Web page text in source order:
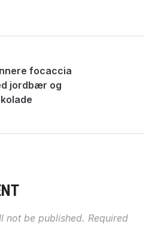
focaccia
jordbær og
not be published. Required